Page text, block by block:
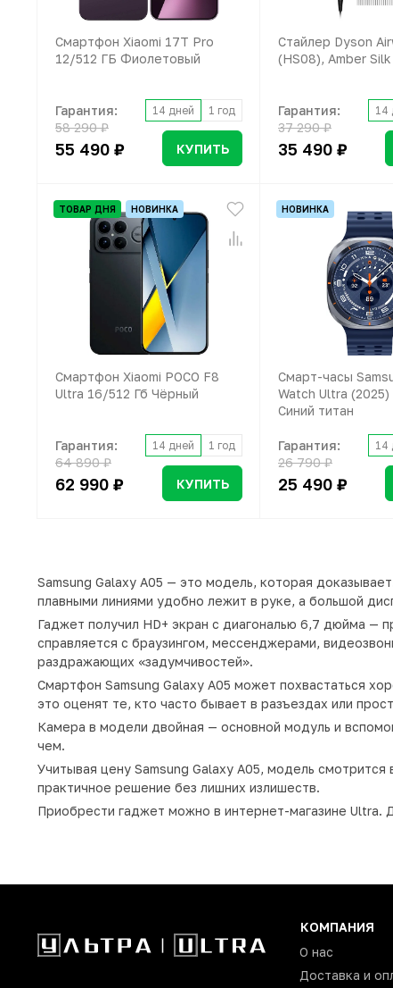
Смартфон Xiaomi 17T Pro
12/512 ГБ Фиолетовый
Гарантия: 14 дней 1 год
58 290 ₽
55 490 ₽ КУПИТЬ
ТОВАР ДНЯ НОВИНКА
Смартфон Xiaomi POCO F8
Ultra 16/512 Гб Чёрный
Гарантия: 14 дней 1 год
64 890 ₽
62 990 ₽ КУПИТЬ
Стайлер Dyson
(HS08), Amber Silk
Гарантия: 14
37 290 ₽
35 490 ₽
НОВИНКА
Смарт-часы
Watch Ultra
Синий титан
Гарантия: 14
26 790 ₽
25 490 ₽
Samsung Galaxy A05 — это модель, которая
плавными линиями удобно лежит в руке, а большой
Гаджет получил HD+ экран с диагональю 6,7 дюйма
справляется с браузингом, мессенджерами,
раздражающих «задумчивостей».
Смартфон Samsung Galaxy A05 может похвастаться
это оценят те, кто часто бывает в разъездах или
Камера в модели двойная — основной модуль и
чем.
Учитывая цену Samsung Galaxy A05, модель
практичное решение без лишних излишеств.
Приобрести гаджет можно в интернет-магазине Ultra.
КОМПАНИЯ
О нас
Доставка и